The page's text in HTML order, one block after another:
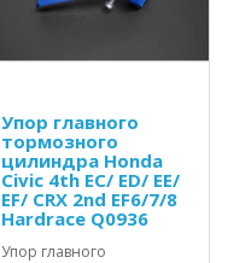
Упор главного
тормозного
цилиндра Honda
Civic 4th EC/ ED/ EE/
EF/ CRX 2nd EF6/7/8
Hardrace Q0936
Упор главного